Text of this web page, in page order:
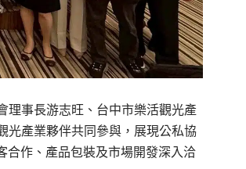
理事長游志旺、台中市樂活觀光產
光產業夥伴共同參與，展現公私協
合作、產品包裝及市場開發深入洽